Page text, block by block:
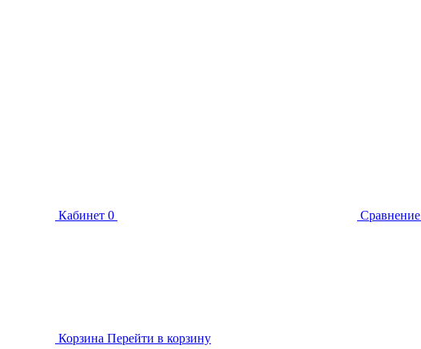
Кабинет 0 Сравнение
Корзина Перейти в корзину